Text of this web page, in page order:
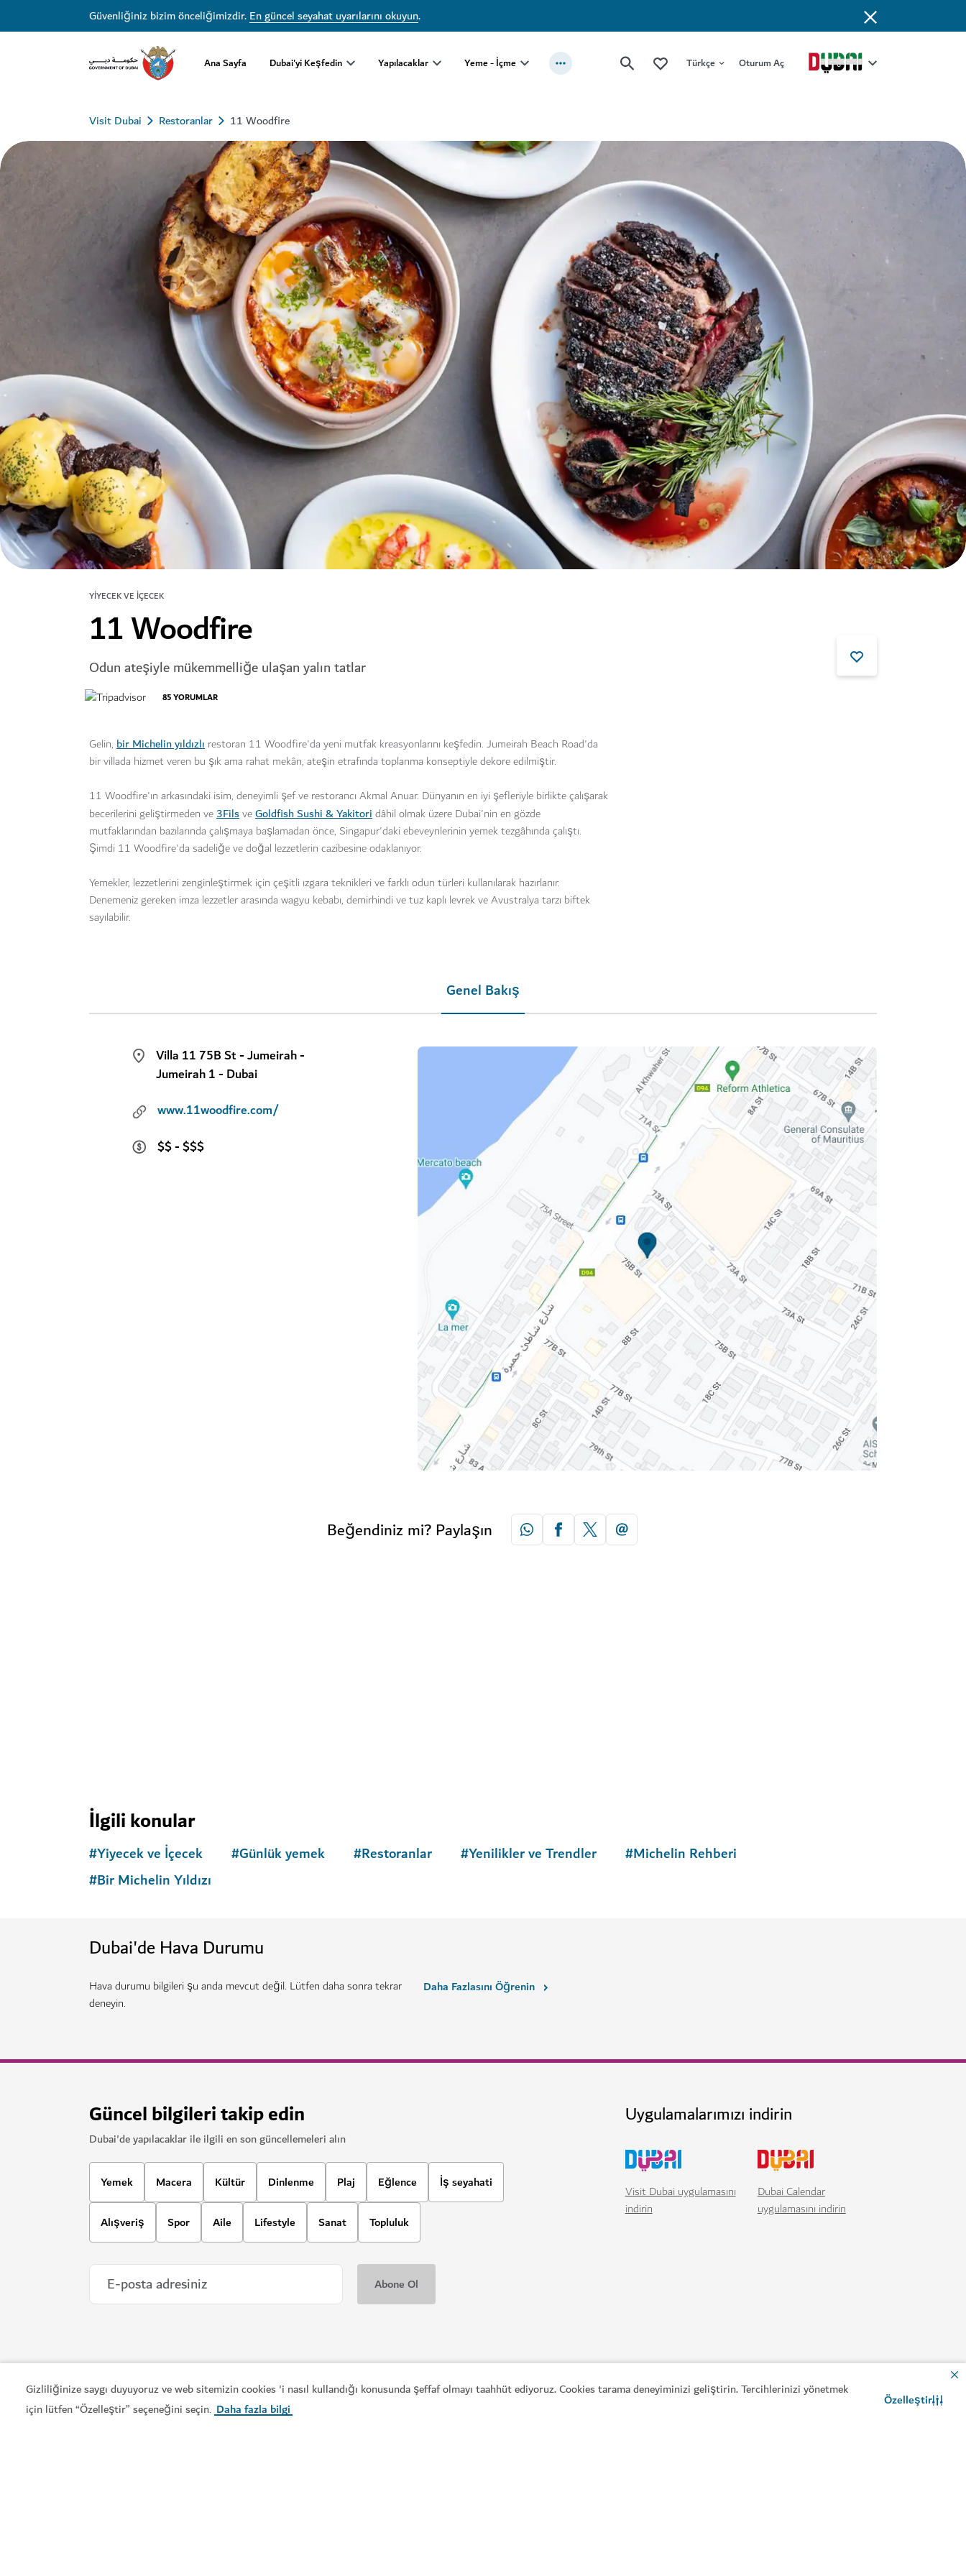
Gizliliğinize saygı duyuyoruz ve web sitemizin cookies 'i nasıl kullandığı konusunda şeffaf olmayı taahhüt ediyoruz. Cookies tarama deneyiminizi geliştirin. Tercihlerinizi yönetmek
için lütfen “Özelleştir” seçeneğini seçin. Daha fazla bilgi Özelleştir
Güvenliğiniz bizim önceliğimizdir.En güncel seyahat uyarılarını okuyun.
Ana Sayfa Dubai'yi Keşfedin Yapılacaklar Yeme - İçme Türkçe Oturum Aç
Visit Dubai Restoranlar 11 Woodfire
YIYECEK VE İÇECEK
11 Woodfire
Odun ateşiyle mükemmelliğe ulaşan yalın tatlar
85YORUMLAR
Gelin, bir Michelin yıldızlı restoran 11 Woodfire'da yeni mutfak kreasyonlarını keşfedin. Jumeirah Beach Road'da
bir villada hizmet veren bu şık ama rahat mekân, ateşin etrafında toplanma konseptiyle dekore edilmiştir.
11 Woodfire'ın arkasındaki isim, deneyimli şef ve restorancı Akmal Anuar. Dünyanın en iyi şefleriyle birlikte çalışarak
becerilerini geliştirmeden ve3FilsveGoldfish Sushi & Yakitoridâhil olmak üzere Dubai'nin en gözde
mutfaklarından bazılarında çalışmaya başlamadan önce, Singapur'daki ebeveynlerinin yemek tezgâhında çalıştı.
Şimdi 11 Woodfire'da sadeliğe ve doğal lezzetlerin cazibesine odaklanıyor.
Yemekler, lezzetlerini zenginleştirmek için çeşitli ızgara teknikleri ve farklı odun türleri kullanılarak hazırlanır.
Denemeniz gereken imza lezzetler arasında wagyu kebabı, demirhindi ve tuz kaplı levrek ve Avustralya tarzı biftek
sayılabilir.
Genel Bakış
Villa 11 75B St - Jumeirah -
Jumeirah 1 - Dubai
www.11woodfire.com/
$$ - $$$
Beğendiniz mi? Paylaşın
İlgili konular
#Yiyecek ve İçecek #Günlük yemek #Restoranlar #Yenilikler ve Trendler #Michelin Rehberi
#Bir Michelin Yıldızı
Dubai'de Hava Durumu
Hava durumu bilgileri şu anda mevcut değil. Lütfen daha sonra tekrar
deneyin.
Daha Fazlasını Öğrenin
Güncel bilgileri takip edin
Dubai'de yapılacaklar ile ilgili en son güncellemeleri alın
Yemek Macera Kültür Dinlenme Plaj Eğlence İş seyahati
Alışveriş Spor Aile Lifestyle Sanat Topluluk
Uygulamalarımızı indirin
Visit Dubai uygulamasını
indirin
Dubai Calendar
uygulamasını indirin